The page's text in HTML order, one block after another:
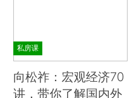
私房课
向松祚：宏观经济70
讲，带你了解国内外